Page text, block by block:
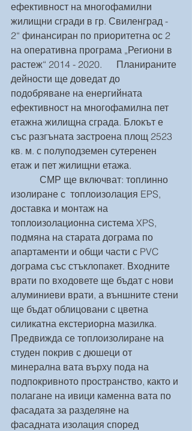
ефективност на многофамилни
жилищни сгради в гр. Свиленград -
2“ финансиран по приоритетна ос 2
на оперативна програма „Региони в
растеж“ 2014 - 2020.      Планираните
дейности ще доведат до
подобряване на енергийната
ефективност на многофамилна пет
етажна жилищна сграда. Блокът е
със разгъната застроена площ 2523
кв. м. с полуподземен сутеренен
етаж и пет жилищни етажа.
изолиране с  топлоизолация EPS,
доставка и монтаж на
топлоизолационна система XPS,
подмяна на старата дограма по
апартаменти и общи части с PVC
дограма със стъклопакет. Входните
врати по входовете ще бъдат с нови
алуминиеви врати, а външните стени
ще бъдат облицовани с цветна
силикатна екстериорна мазилка.
Предвижда се топлоизолиране на
студен покрив с дюшеци от
минерална вата върху пода на
подпокривното пространство, както и
полагане на ивици каменна вата по
фасадата за разделяне на
фасадната изолация според